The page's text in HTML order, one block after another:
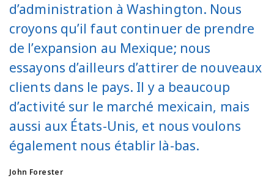
d’administration à Washington. Nous
croyons qu’il faut continuer de prendre
de l’expansion au Mexique; nous
essayons d’ailleurs d’attirer de nouveaux
clients dans le pays. Il y a beaucoup
d’activité sur le marché mexicain, mais
aussi aux États-Unis, et nous voulons
également nous établir là-bas.
John Forester